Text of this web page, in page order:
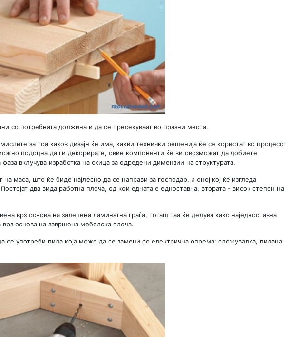
со потребната должина и да се пресекуваат во празни места.
за тоа каков дизајн ќе има, какви технички решенија ќе се користат во процесот
подоцна да ги декорирате, овие компоненти ќе ви овозможат да добиете
вклучува изработка на скица за одредени димензии на структурата.
маса, што ќе биде најлесно да се направи за господар, и оној кој ќе изгледа
два вида работна плоча, од кои едната е едноставна, втората - висок степен на
врз основа на залепена ламинатна граѓа, тогаш таа ќе делува како наједноставна
врз основа на завршена мебелска плоча.
се употреби пила која може да се замени со електрична опрема: сложувалка, пилана